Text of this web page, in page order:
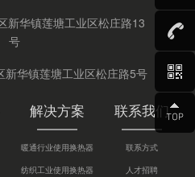
新华镇莲塘工业区松庄路13
号
新华镇莲塘工业区松庄路5号
解决方案
暖通行业使用换热器
纺织工业使用换热器
联系我们
联系方式
人才招聘